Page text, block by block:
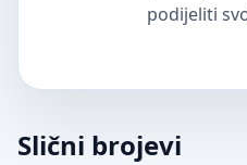
podijeliti
Slični brojevi